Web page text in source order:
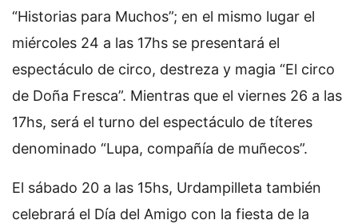
“Historias para Muchos”; en el mismo lugar el
miércoles 24 a las 17hs se presentará el
espectáculo de circo, destreza y magia “El circo
de Doña Fresca”. Mientras que el viernes 26 a las
17hs, será el turno del espectáculo de títeres
denominado “Lupa, compañía de muñecos”.
El sábado 20 a las 15hs, Urdampilleta también
celebrará el Día del Amigo con la fiesta de la